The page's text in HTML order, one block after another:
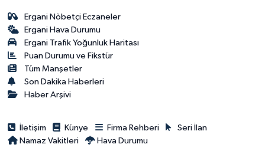
Ergani Nöbetçi Eczaneler
Ergani Hava Durumu
Ergani Trafik Yoğunluk Haritası
Puan Durumu ve Fikstür
Tüm Manşetler
Son Dakika Haberleri
Haber Arşivi
İletişim Künye Firma Rehberi
Seri İlan
Namaz Vakitleri
Hava Durumu